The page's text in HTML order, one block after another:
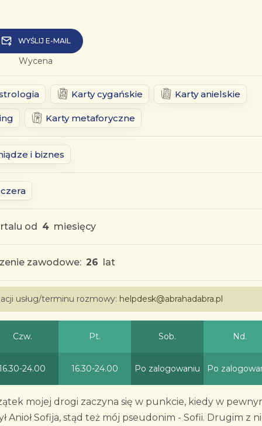
WYŚLIJ E-MAIL
Wycena
Karty cygańskie Karty anielskie
Karty metaforyczne
i biznes
od 4 miesięcy
zawodowe: 26 lat
usług/terminu rozmowy: helpdesk@abrahadabra.pl
Czw. Pt. Sob. Nd.
24.00 16.30-24.00 Po zalogowaniu Po
mojej drogi zaczyna się w punkcie, kiedy w
Anioł Sofija, stąd też mój pseudonim - Sofii. Drugim z